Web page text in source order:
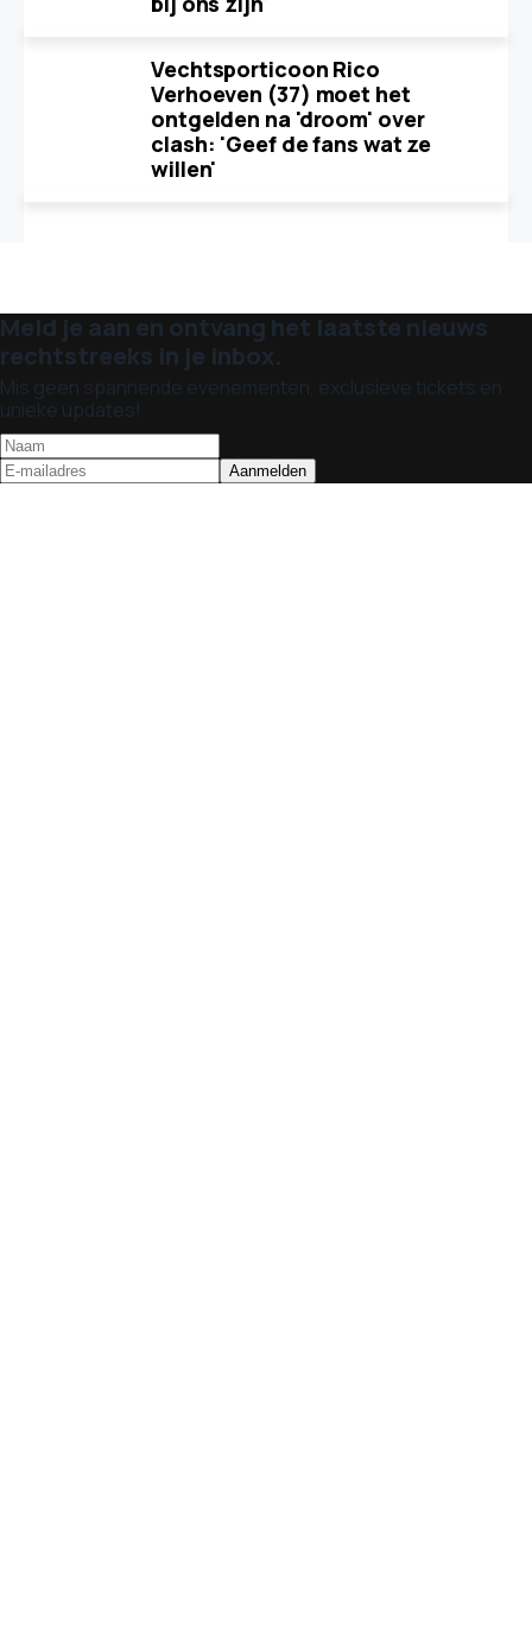
Vechtsporticoon Rico
Verhoeven (37) moet het
ontgelden na 'droom' over
clash: 'Geef de fans wat ze
willen'
Meld je aan en ontvang het laatste nieuws
rechtstreeks in je inbox.
Mis geen spannende evenementen, exclusieve tickets en
unieke updates!